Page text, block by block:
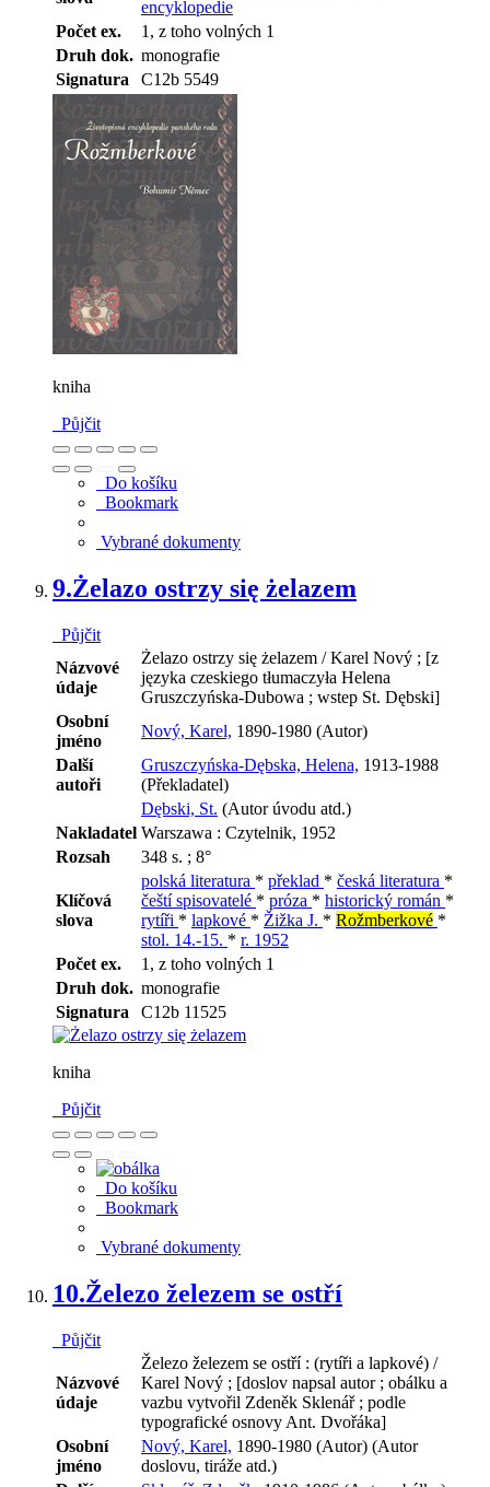
encyklopedie
Počet ex.
1, z toho volných 1
Druh dok. monografie
Signatura
C12b 5549
kniha
Půjčit
Do košíku
Bookmark
Vybrané dokumenty
9.Żelazo ostrzy się żelazem
Půjčit
Názvové
údaje
Żelazo ostrzy się żelazem / Karel Nový ; [z
języka czeskiego tłumaczyła Helena
Gruszczyńska-Dubowa ; wstep St. Dębski]
Osobní
jméno
Nový, Karel, 1890-1980 (Autor)
Další
autoři
Gruszczyńska-Dębska, Helena, 1913-1988
(Překladatel)
Dębski, St. (Autor úvodu atd.)
Nakladatel Warszawa : Czytelnik, 1952
Rozsah
348 s. ; 8°
Klíčová
slova
polská literatura * překlad * česká literatura *
čeští spisovatelé * próza * historický román *
rytíři * lapkové * Žižka J. * Rožmberkové *
stol. 14.-15. * r. 1952
Počet ex.
1, z toho volných 1
Druh dok. monografie
Signatura
C12b 11525
kniha
Půjčit
Do košíku
Bookmark
Vybrané dokumenty
10.Železo železem se ostří
Půjčit
Názvové
údaje
Železo železem se ostří : (rytíři a lapkové) /
Karel Nový ; [doslov napsal autor ; obálku a
vazbu vytvořil Zdeněk Sklenář ; podle
typografické osnovy Ant. Dvořáka]
Osobní
jméno
Nový, Karel, 1890-1980 (Autor) (Autor
doslovu, tiráže atd.)